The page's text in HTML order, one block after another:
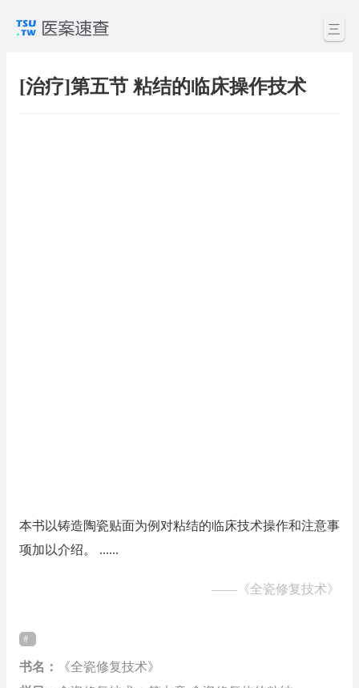
三
[治疗]第五节 粘结的临床操作技术
本书以铸造陶瓷贴面为例对粘结的临床技术操作和注意事
项加以介绍。 ......
—— 《全瓷修复技术》
书名：
《全瓷修复技术》